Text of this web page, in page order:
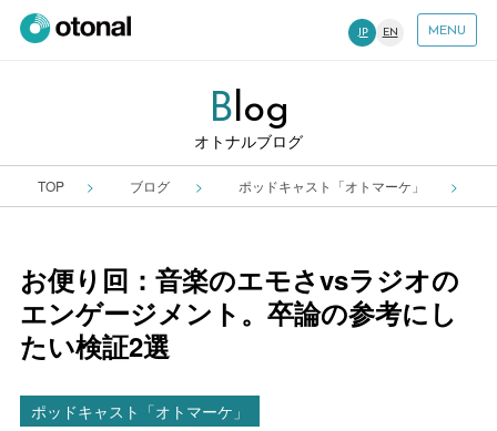
JP EN MENU
BLog
オトナルブログ
TOP ブログ ポッドキャスト「オトマーケ」
お便り回：音楽のエモさvsラジオの
エンゲージメント。卒論の参考にし
たい検証2選
ポッドキャスト「オトマーケ」